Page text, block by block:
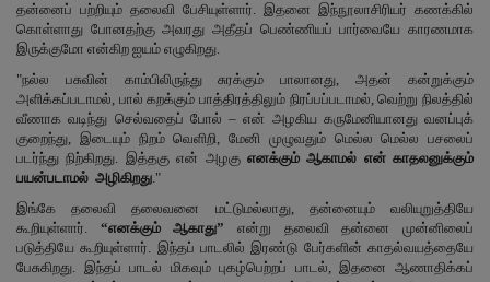
தன்னைப் பற்றியும் தலைவி பேசியுள்ளார். இதனை இந்நூலாசிரியர் கணக்கில்
கொள்ளாது போனதற்கு அவரது அதீதப் பெண்ணியப் பார்வையே காரணமாக
இருக்குமோ என்கிற ஐயம் எழுகிறது.
"நல்ல பசுவின் காம்பிலிருந்து சுரக்கும் பாலானது, அதன் கன்றுக்கும்
அளிக்கப்படாமல், பால் கறக்கும் பாத்திரத்திலும் நிரப்பப்படாமல், வெற்று நிலத்தில்
வீணாக வடிந்து செல்வதைப் போல் – என் அழகிய கருமேனியானது வனப்புக்
குறைந்து, இடையும் நிறம் வெளிறி, மேனி முழுவதும் மெல்ல மெல்ல பசலைப்
படர்ந்து நிற்கிறது. இத்தகு என் அழகுஎனக்கும் ஆகாமல் என் காதலனுக்கும்
பயன்படாமல் அழிகிறது."
இங்கே தலைவி தலைவனை மட்டுமல்லாது, தன்னையும் வலியுறுத்தியே
கூறியுள்ளார். “எனக்கும் ஆகாது” என்று தலைவி தன்னை முன்னிலைப்
படுத்தியே கூறியுள்ளார். இந்தப் பாடலில் இரண்டு பேர்களின் காதல்வயத்தையே
பேசுகிறது. இந்தப் பாடல் மிகவும் புகழ்பெற்றப் பாடல், இதனை ஆணாதிக்கப்